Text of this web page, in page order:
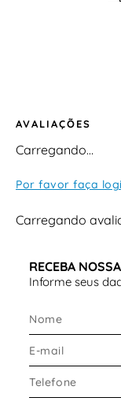
AVALIAÇÕES
Carregando…
Por favor faça
Carregando
RECEBA
Informe seus